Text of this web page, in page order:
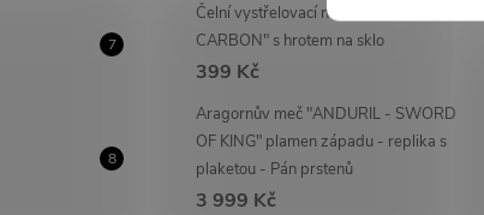
Čelní vystřelovací nůž "OTF
CARBON" s hrotem na sklo
399 Kč
Aragornův meč "ANDURIL - SWORD
OF KING" plamen západu - replika s
plaketou - Pán prstenů
3 999 Kč